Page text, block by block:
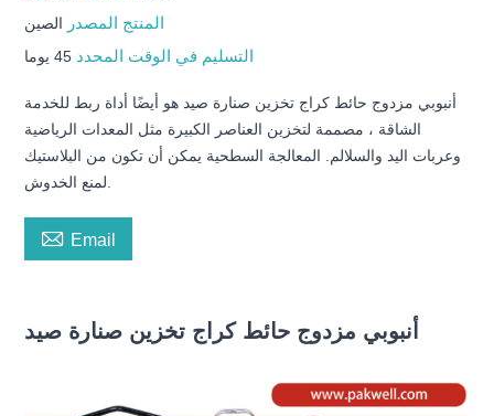
المنتج المصدر الصين
التسليم في الوقت المحدد 45 يوما
أنبوبي مزدوج حائط كراج تخزين صنارة صيد هو أيضًا أداة ربط للخدمة
الشاقة ، مصممة لتخزين العناصر الكبيرة مثل المعدات الرياضية
وعربات اليد والسلالم. المعالجة السطحية يمكن أن تكون من البلاستيك
 Email
أنبوبي مزدوج حائط كراج تخزين صنارة صيد